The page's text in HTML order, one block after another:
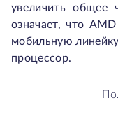
увеличить
означает, что
мобильную
процессор.